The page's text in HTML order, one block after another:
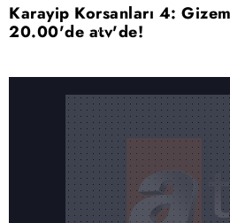
Karayip Korsanları 4:
20.00'de atv'de!